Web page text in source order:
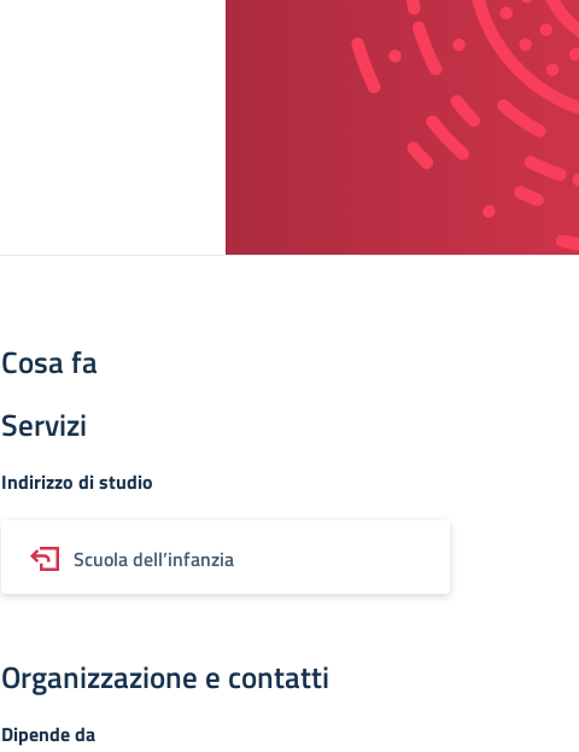
Cosa fa
Servizi
Indirizzo di studio
Scuola dell’infanzia
Organizzazione e contatti
Dipende da